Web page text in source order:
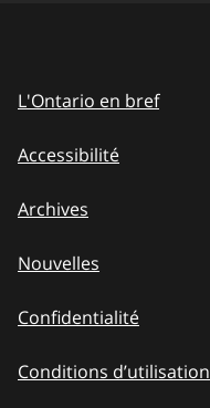
L'Ontario en bref
Accessibilité
Archives
Nouvelles
Confidentialité
Conditions d’utilisation